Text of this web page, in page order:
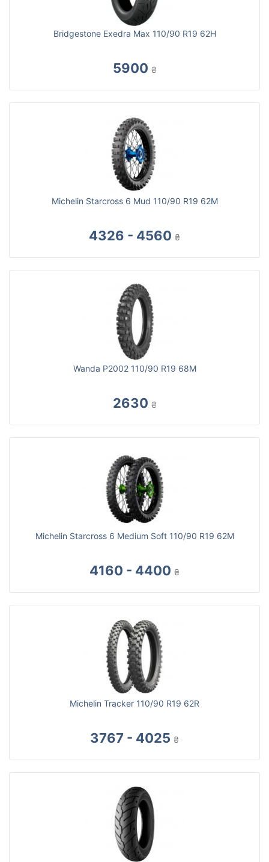
Bridgestone Exedra Max 110/90 R19 62H
5900 ₴
Michelin Starcross 6 Mud 110/90 R19 62M
4326 - 4560 ₴
Wanda P2002 110/90 R19 68M
2630 ₴
Michelin Starcross 6 Medium Soft 110/90 R19 62M
4160 - 4400 ₴
Michelin Tracker 110/90 R19 62R
3767 - 4025 ₴